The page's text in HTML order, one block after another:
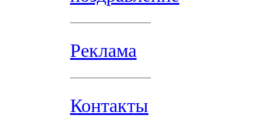
Реклама
Контакты